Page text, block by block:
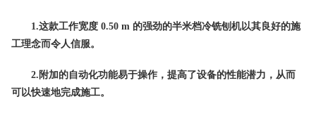
1.这款工作宽度 0.50 m 的强劲的半米档冷铣刨机以其良好的施
工理念而令人信服。
2.附加的自动化功能易于操作，提高了设备的性能潜力，从而
可以快速地完成施工。